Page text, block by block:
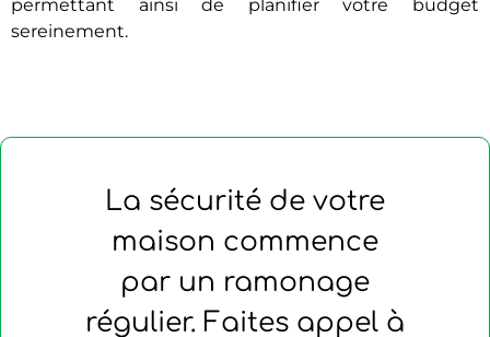
permettant ainsi de planifier votre budget
sereinement.
La sécurité de votre
maison commence
par un ramonage
régulier. Faites appel à